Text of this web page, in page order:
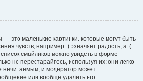
это маленькие картинки, которые могут быть
чувств, например :) означает радость, а :(
смайликов можно увидеть в форме
не перестарайтесь, используя их: они легко
нечитаемым, и модератор может
или вообще удалить его.